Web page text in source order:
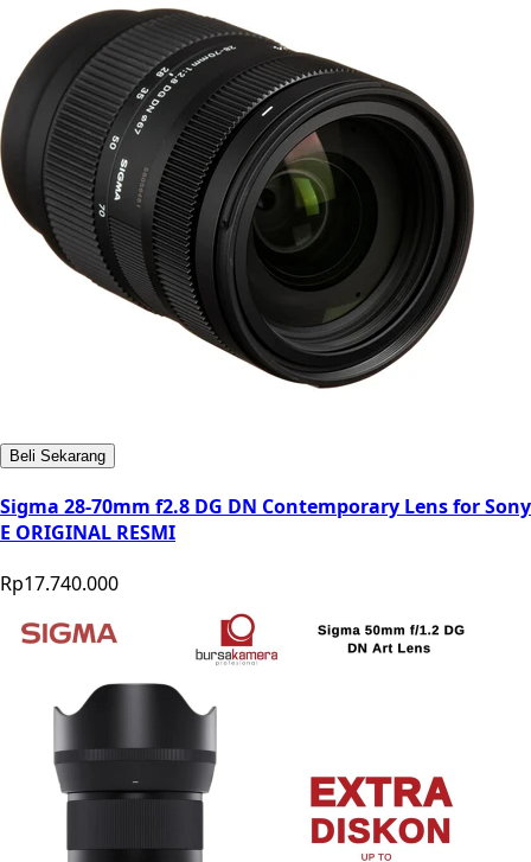
Beli Sekarang
Sigma 28-70mm f2.8 DG DN Contemporary Lens for Sony
E ORIGINAL RESMI
Rp17.740.000